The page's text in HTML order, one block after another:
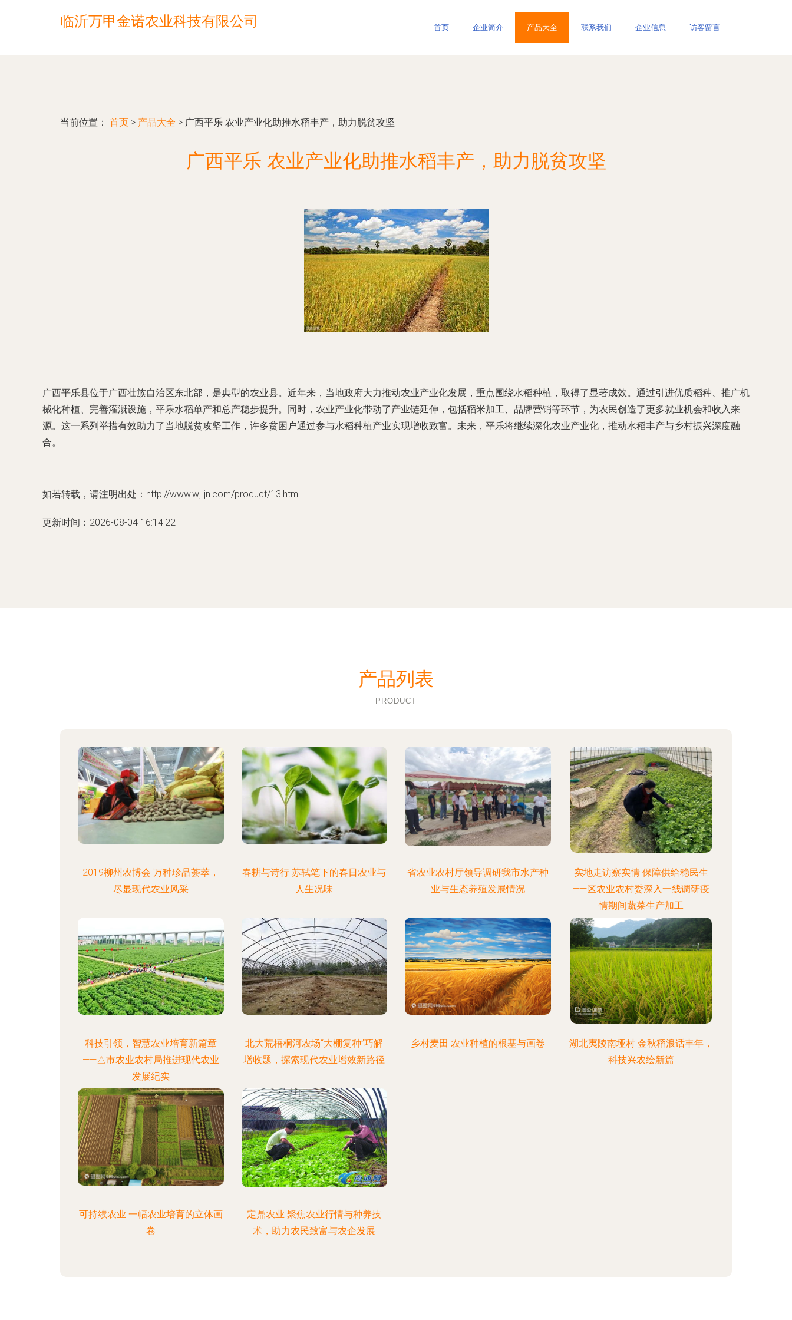
临沂万甲金诺农业科技有限公司 首页 企业简介 产品大全 联系我们 企业信息 访客留言
当前位置： 首页 > 产品大全 > 广西平乐 农业产业化助推水稻丰产，助力脱贫攻坚
广西平乐 农业产业化助推水稻丰产，助力脱贫攻坚
广西平乐县位于广西壮族自治区东北部，是典型的农业县。近年来，当地政府大力推动农业产业化发展，重点围绕水稻种植，取得了显著成效。通过引进优质稻种、推广机
械化种植、完善灌溉设施，平乐水稻单产和总产稳步提升。同时，农业产业化带动了产业链延伸，包括稻米加工、品牌营销等环节，为农民创造了更多就业机会和收入来
源。这一系列举措有效助力了当地脱贫攻坚工作，许多贫困户通过参与水稻种植产业实现增收致富。未来，平乐将继续深化农业产业化，推动水稻丰产与乡村振兴深度融
合。
如若转载，请注明出处：http://www.wj-jn.com/product/13.html
更新时间：2026-08-04 16:14:22
产品列表
PRODUCT
2019柳州农博会 万种珍品荟萃，
尽显现代农业风采
春耕与诗行 苏轼笔下的春日农业与
人生况味
省农业农村厅领导调研我市水产种
业与生态养殖发展情况
实地走访察实情 保障供给稳民生
——区农业农村委深入一线调研疫
情期间蔬菜生产加工
科技引领，智慧农业培育新篇章
——△市农业农村局推进现代农业
发展纪实
北大荒梧桐河农场“大棚复种”巧解
增收题，探索现代农业增效新路径
乡村麦田 农业种植的根基与画卷
湖北夷陵南垭村 金秋稻浪话丰年，
科技兴农绘新篇
可持续农业 一幅农业培育的立体画
卷
定鼎农业 聚焦农业行情与种养技
术，助力农民致富与农企发展